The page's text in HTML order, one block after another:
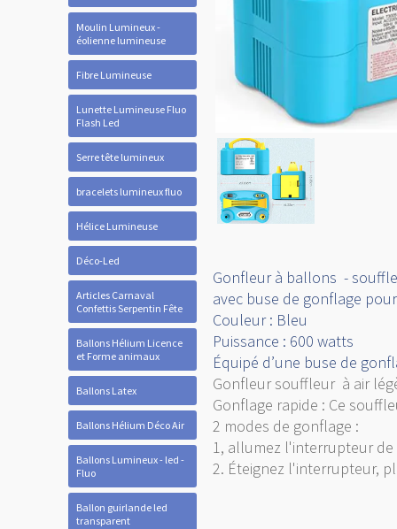
Moulin Lumineux -
éolienne lumineuse
Fibre Lumineuse
Lunette Lumineuse Fluo
Flash Led
Serre tête lumineux
bracelets lumineux fluo
Hélice Lumineuse
Déco-Led
Articles Carnaval
Confettis Serpentin Fête
Ballons Hélium Licence
et Forme animaux
Ballons Latex
Ballons Hélium Déco Air
Ballons Lumineux - led -
Fluo
Ballon guirlande led
transparent
Gonfleur à ballons -
avec buse de gonflage
Couleur : Bleu
Puissance : 600 watts
Équipé d’une buse de
Gonfleur souffleur à air
Gonflage rapide : Ce
2 modes de gonflage :
1, allumez l'interrupteur
2. Éteignez l'interrupteur,